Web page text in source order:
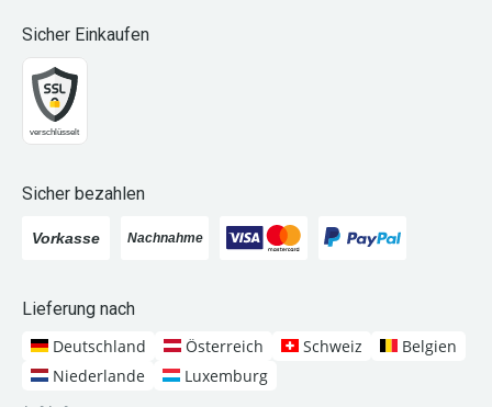
Sicher Einkaufen
Sicher bezahlen
Lieferung nach
Deutschland
Österreich Schweiz
Belgien
Niederlande
Luxemburg